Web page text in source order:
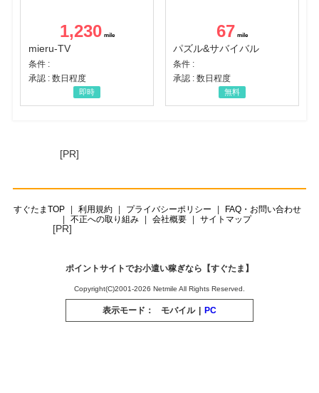
1,230
mieru-TV
条件 :
承認 : 数日程度
即時
67
パズル&サバイバル
条件 :
承認 : 数日程度
無料
[PR]
すぐたまTOP 利用規約 プライバシーポリシー
FAQ・お問い合わせ
不正への取り組み
会社概要 サイトマップ
[PR]
ポイントサイトでお小遣い稼ぎなら【すぐたま】
Copyright(C)2001-2026 Netmile All Rights Reserved.
表示モード： モバイル | PC